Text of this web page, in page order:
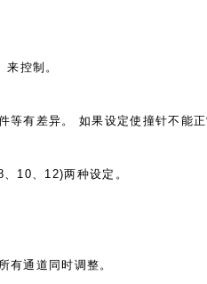
控制。
有差异。 如果设定使撞针不能
10、12)两种设定。
有通道同时调整。